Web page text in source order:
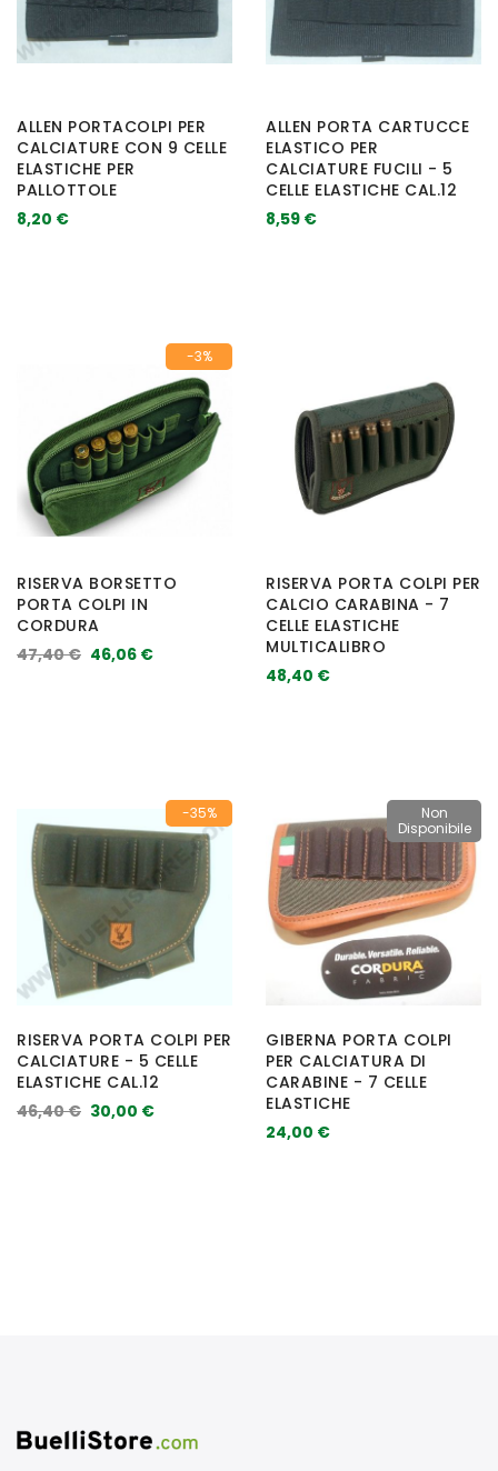
ALLEN PORTACOLPI PER
CALCIATURE CON 9 CELLE
ELASTICHE PER
PALLOTTOLE
8,20 €
ALLEN PORTA CARTUCCE
ELASTICO PER
CALCIATURE FUCILI - 5
CELLE ELASTICHE CAL.12
8,59 €
-3%
RISERVA BORSETTO
PORTA COLPI IN
CORDURA
46,06 €
47,40 €
RISERVA PORTA COLPI PER
CALCIO CARABINA - 7
CELLE ELASTICHE
MULTICALIBRO
48,40 €
-35%
RISERVA PORTA COLPI PER
CALCIATURE - 5 CELLE
ELASTICHE CAL.12
30,00 €
46,40 €
Non
Disponibile
GIBERNA PORTA COLPI
PER CALCIATURA DI
CARABINE - 7 CELLE
ELASTICHE
24,00 €